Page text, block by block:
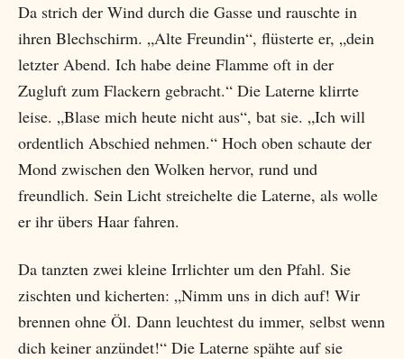
Da strich der Wind durch die Gasse und rauschte in
ihren Blechschirm. „Alte Freundin“, flüsterte er, „dein
letzter Abend. Ich habe deine Flamme oft in der
Zugluft zum Flackern gebracht.“ Die Laterne klirrte
leise. „Blase mich heute nicht aus“, bat sie. „Ich will
ordentlich Abschied nehmen.“ Hoch oben schaute der
Mond zwischen den Wolken hervor, rund und
freundlich. Sein Licht streichelte die Laterne, als wolle
er ihr übers Haar fahren.
Da tanzten zwei kleine Irrlichter um den Pfahl. Sie
zischten und kicherten: „Nimm uns in dich auf! Wir
brennen ohne Öl. Dann leuchtest du immer, selbst wenn
dich keiner anzündet!“ Die Laterne spähte auf sie